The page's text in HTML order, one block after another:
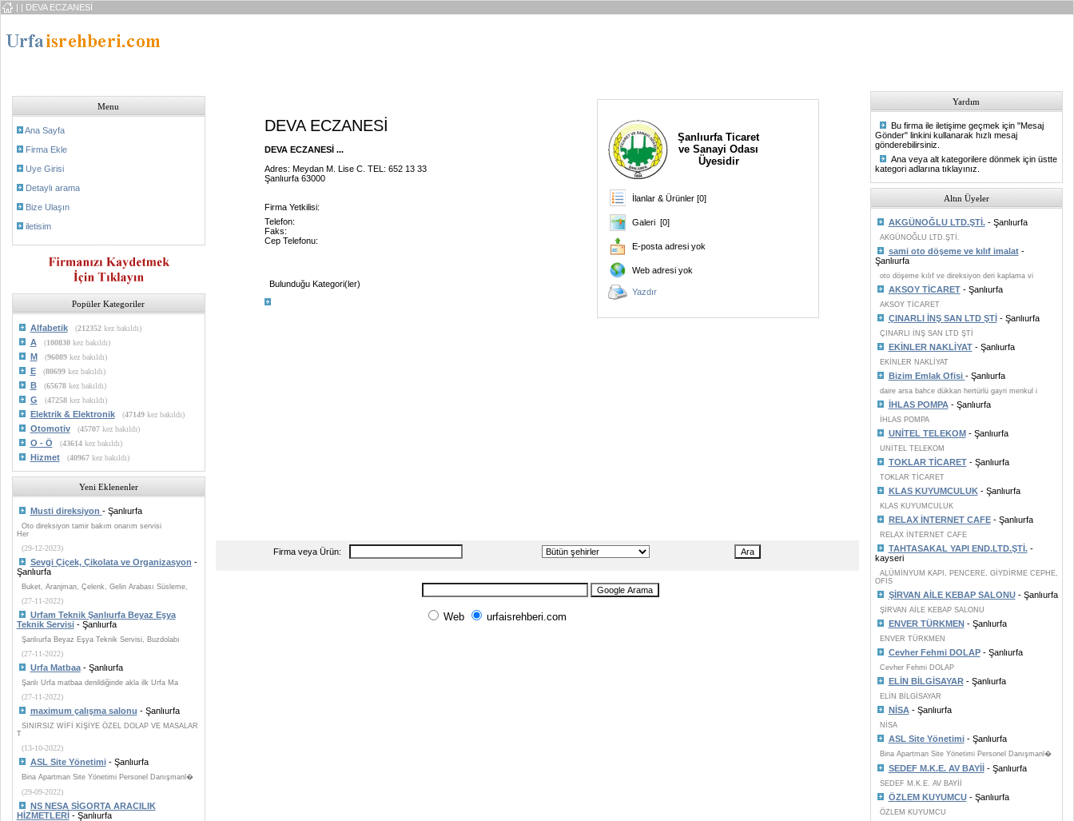
| | DEVA ECZANESİ
Menu
Ana Sayfa
Firma Ekle
Uye Girisi
Detaylı arama
Bize Ulaşın
iletisim
Popüler Kategoriler
Alfabetik (212352kez bakıldı)
A (100830kez bakıldı)
M (96089kez bakıldı)
E (80699kez bakıldı)
B (65678kez bakıldı)
G (47258kez bakıldı)
Elektrik & Elektronik (47149kez bakıldı)
Otomotiv (45707kez bakıldı)
O - Ö (43614kez bakıldı)
Hizmet (40967kez bakıldı)
Yeni Eklenenler
Musti direksiyon - Şanlıurfa
Oto direksiyon tamir bakım onarım servisi
Her
(29-12-2023)
Sevgi Çiçek, Çikolata ve Organizasyon -
Şanlıurfa
Buket, Aranjman, Çelenk, Gelin Arabası Süsleme,
(27-11-2022)
Urfam Teknik Şanlıurfa Beyaz Eşya
Teknik Servisi- Şanlıurfa
Şanlıurfa Beyaz Eşya Teknik Servisi, Buzdolabı
(27-11-2022)
Urfa Matbaa- Şanlıurfa
Şanlı Urfa matbaa denildiğinde akla ilk Urfa Ma
(27-11-2022)
maximum çalışma salonu - Şanlıurfa
SINIRSIZ WİFİ KİŞİYE ÖZEL DOLAP VE MASALAR
T
(13-10-2022)
ASL Site Yönetimi- Şanlıurfa
Bina Apartman Site Yönetimi Personel Danışmanl�
(29-09-2022)
NS NESA SİGORTA ARACILIK
HİZMETLERİ- Şanlıurfa
DEVA ECZANESİ
DEVA ECZANESİ ...
Adres: Meydan M. Lise C. TEL: 652 13 33
Şanlıurfa 63000
Firma Yetkilisi:
Telefon:
Faks:
Cep Telefonu:
Bulunduğu Kategori(ler)
Şanlıurfa Ticaret
ve Sanayi Odası
Üyesidir
İlanlar & Ürünler [0]
Galeri [0]
E-posta adresi yok
Web adresi yok
Yazdır
Firma veya Ürün:
Web urfaisrehberi.com
Yardım
Bu firma ile iletişime geçmek için "Mesaj
Gönder" linkini kullanarak hızlı mesaj
gönderebilirsiniz.
Ana veya alt kategorilere dönmek için üstte
kategori adlarına tıklayınız.
Altın Üyeler
AKGÜNOĞLU LTD.ŞTİ.- Şanlıurfa
AKGÜNOĞLU LTD.ŞTİ.
sami oto döşeme ve kılıf imalat-
Şanlıurfa
oto döşeme kılıf ve direksiyon deri kaplama vi
AKSOY TİCARET- Şanlıurfa
AKSOY TİCARET
ÇINARLI İNŞ SAN LTD ŞTİ- Şanlıurfa
ÇINARLI İNŞ SAN LTD ŞTİ
EKİNLER NAKLİYAT- Şanlıurfa
EKİNLER NAKLİYAT
Bizim Emlak Ofisi - Şanlıurfa
daire arsa bahce dükkan hertürlü gayri menkul i
İHLAS POMPA - Şanlıurfa
İHLAS POMPA
UNİTEL TELEKOM- Şanlıurfa
UNİTEL TELEKOM
TOKLAR TİCARET- Şanlıurfa
TOKLAR TİCARET
KLAS KUYUMCULUK- Şanlıurfa
KLAS KUYUMCULUK
RELAX İNTERNET CAFE- Şanlıurfa
RELAX İNTERNET CAFE
TAHTASAKAL YAPI END.LTD.ŞTİ.-
kayseri
ALÜMİNYUM KAPI, PENCERE, GİYDİRME CEPHE,
OFİS
ŞİRVAN AİLE KEBAP SALONU- Şanlıurfa
ŞİRVAN AİLE KEBAP SALONU
ENVER TÜRKMEN- Şanlıurfa
ENVER TÜRKMEN
Cevher Fehmi DOLAP- Şanlıurfa
Cevher Fehmi DOLAP
ELİN BİLGİSAYAR- Şanlıurfa
ELİN BİLGİSAYAR
NİSA - Şanlıurfa
NİSA
ASL Site Yönetimi- Şanlıurfa
Bina Apartman Site Yönetimi Personel Danışmanl�
SEDEF M.K.E. AV BAYİİ- Şanlıurfa
SEDEF M.K.E. AV BAYİİ
ÖZLEM KUYUMCU- Şanlıurfa
ÖZLEM KUYUMCU